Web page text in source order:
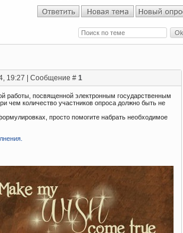
19:27 | Сообщение # 1
работы, посвященной электронным государственным
чем количество участников опроса должно быть не
просто помогите набрать необходимое